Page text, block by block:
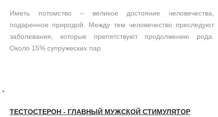
Иметь потомство – великое достояние человечества,
подаренное природой. Между тем человечество преследуют
заболевания, которые препятствуют продолжению рода.
Около 15% супружеских пар
ТЕСТОСТЕРОН - ГЛАВНЫЙ МУЖСКОЙ СТИМУЛЯТОР